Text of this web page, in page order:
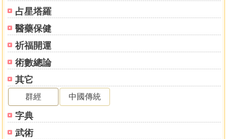
占星塔羅
醫藥保健
祈福開運
術數總論
其它
群經 中國傳統
字典
武術